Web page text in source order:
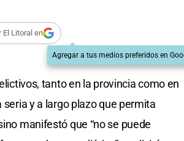
El Litoral en
Agregar a tus medios preferidos en
tanto en la provincia como en
y a largo plazo que permita
manifestó que “no se puede